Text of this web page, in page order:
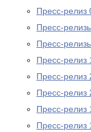
Пресс-релиз
Пресс-
Пресс-
Пресс-релиз
Пресс-релиз
Пресс-релиз
Пресс-релиз
Пресс-релиз